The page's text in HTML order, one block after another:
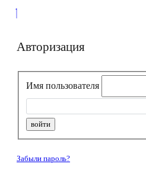
Авторизация
Имя пользователя
Забыли пароль?